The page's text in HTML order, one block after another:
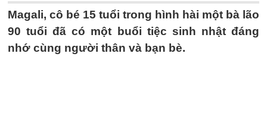
Magali, cô bé 15 tuổi trong hình hài một bà lão
90 tuổi đã có một buổi tiệc sinh nhật đáng
nhớ cùng người thân và bạn bè.